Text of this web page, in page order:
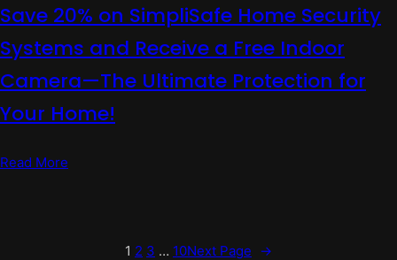
Save 20% on SimpliSafe Home Security
Systems and Receive a Free Indoor
Camera—The Ultimate Protection for
Your Home!
Read More
1 2 3 … 10Next Page →